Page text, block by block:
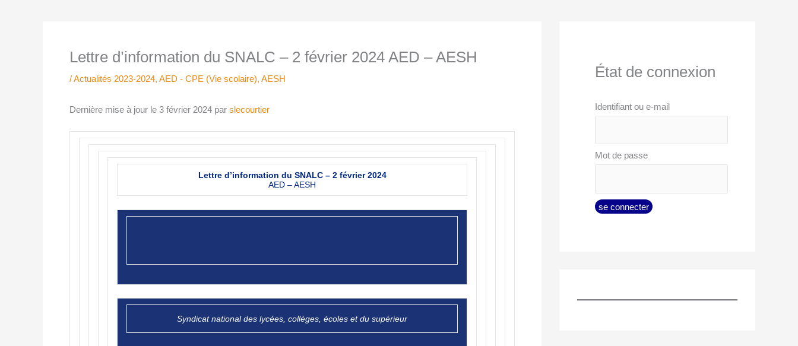
Lettre d’information du SNALC – 2 février 2024 AED – AESH
/Actualités 2023-2024, AED - CPE (Vie scolaire), AESH
Dernière mise à jour le 3 février 2024 par slecourtier
Lettre d’information du SNALC – 2 février 2024
AED – AESH
Syndicat national des lycées, collèges, écoles et du supérieur
État de connexion
Identifiant ou e-mail
Mot de passe